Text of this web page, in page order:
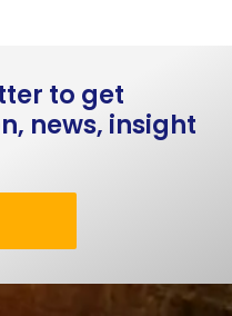
to get
news, insight